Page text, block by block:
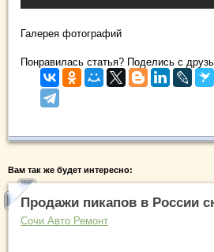
Галерея фотографий
Понравилась статья? Поделись с
Вам так же будет интересно:
Продажи пикапов в России
Сочи Авто Ремонт